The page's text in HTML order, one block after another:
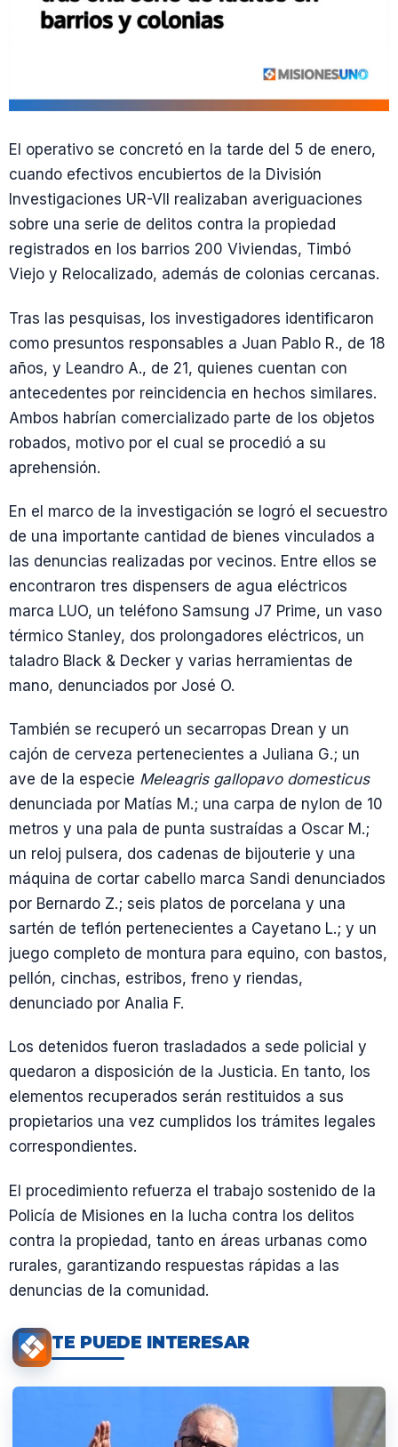
El operativo se concretó en la tarde del 5 de enero,
cuando efectivos encubiertos de la División
Investigaciones UR-VII realizaban averiguaciones
sobre una serie de delitos contra la propiedad
registrados en los barrios 200 Viviendas, Timbó
Viejo y Relocalizado, además de colonias cercanas.
Tras las pesquisas, los investigadores identificaron
como presuntos responsables a Juan Pablo R., de 18
años, y Leandro A., de 21, quienes cuentan con
antecedentes por reincidencia en hechos similares.
Ambos habrían comercializado parte de los objetos
robados, motivo por el cual se procedió a su
aprehensión.
En el marco de la investigación se logró el secuestro
de una importante cantidad de bienes vinculados a
las denuncias realizadas por vecinos. Entre ellos se
encontraron tres dispensers de agua eléctricos
marca LUO, un teléfono Samsung J7 Prime, un vaso
térmico Stanley, dos prolongadores eléctricos, un
taladro Black & Decker y varias herramientas de
mano, denunciados por José O.
También se recuperó un secarropas Drean y un
cajón de cerveza pertenecientes a Juliana G.; un
ave de la especie Meleagris gallopavo domesticus
denunciada por Matías M.; una carpa de nylon de 10
metros y una pala de punta sustraídas a Oscar M.;
un reloj pulsera, dos cadenas de bijouterie y una
máquina de cortar cabello marca Sandi denunciados
por Bernardo Z.; seis platos de porcelana y una
sartén de teflón pertenecientes a Cayetano L.; y un
juego completo de montura para equino, con bastos,
pellón, cinchas, estribos, freno y riendas,
denunciado por Analia F.
Los detenidos fueron trasladados a sede policial y
quedaron a disposición de la Justicia. En tanto, los
elementos recuperados serán restituidos a sus
propietarios una vez cumplidos los trámites legales
correspondientes.
El procedimiento refuerza el trabajo sostenido de la
Policía de Misiones en la lucha contra los delitos
contra la propiedad, tanto en áreas urbanas como
rurales, garantizando respuestas rápidas a las
denuncias de la comunidad.
TE PUEDE INTERESAR